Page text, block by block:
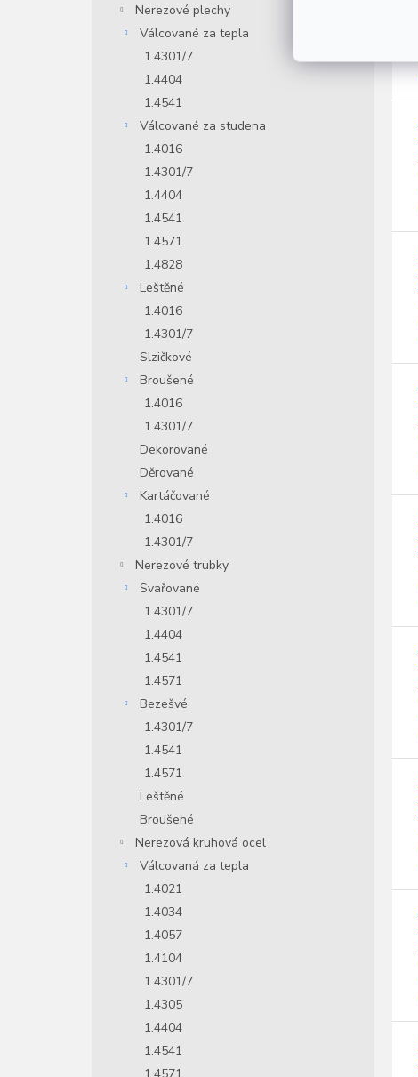
Nerezové plechy
Válcované za tepla
1.4301/7
1.4404
1.4541
Válcované za studena
1.4016
1.4301/7
1.4404
1.4541
1.4571
1.4828
Leštěné
1.4016
1.4301/7
Slzičkové
Broušené
1.4016
1.4301/7
Dekorované
Děrované
Kartáčované
1.4016
1.4301/7
Nerezové trubky
Svařované
1.4301/7
1.4404
1.4541
1.4571
Bezešvé
1.4301/7
1.4541
1.4571
Leštěné
Broušené
Nerezová kruhová ocel
Válcovaná za tepla
1.4021
1.4034
1.4057
1.4104
1.4301/7
1.4305
1.4404
1.4541